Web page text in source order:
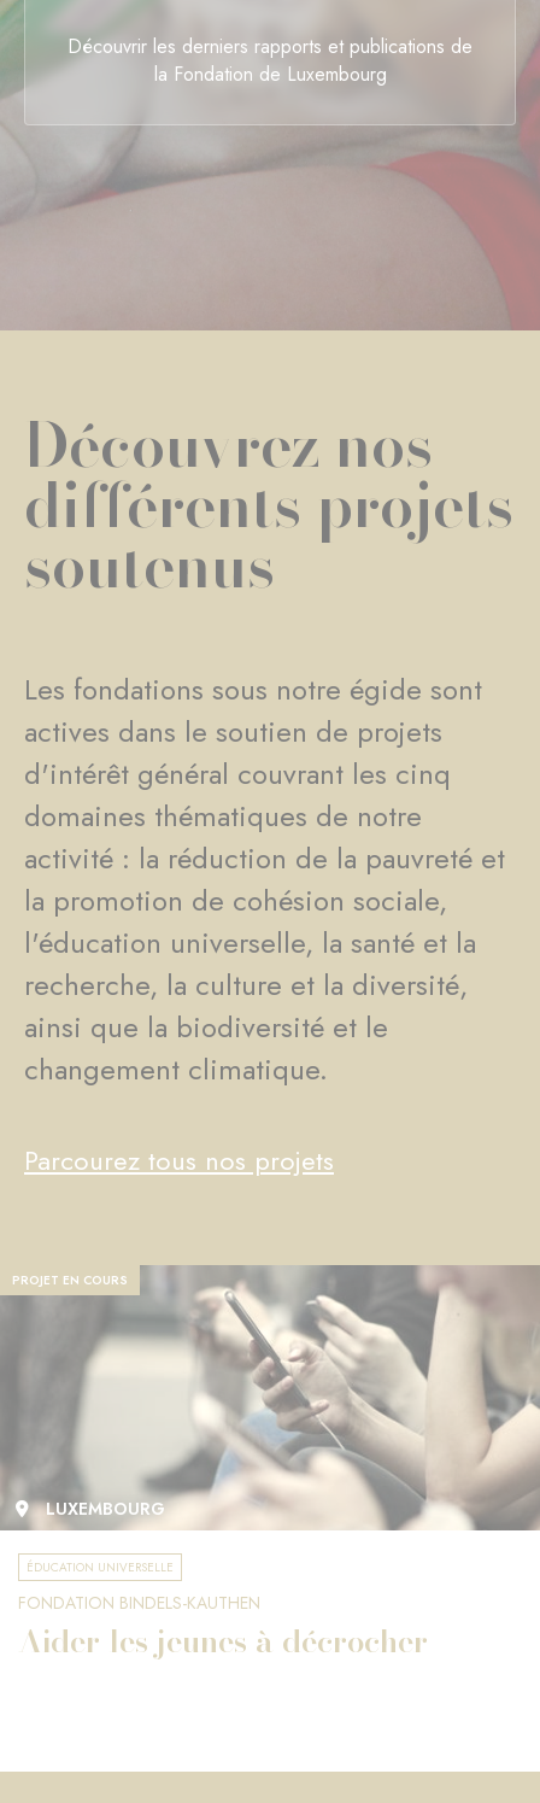
Découvrir les derniers rapports et publications de
la Fondation de Luxembourg
Découvrez nos
différents projets
soutenus
Les fondations sous notre égide sont
actives dans le soutien de projets
d'intérêt général couvrant les cinq
domaines thématiques de notre
activité : la réduction de la pauvreté et
la promotion de cohésion sociale,
l'éducation universelle, la santé et la
recherche, la culture et la diversité,
ainsi que la biodiversité et le
changement climatique.
Parcourez tous nos projets
PROJET EN COURS
LUXEMBOURG
ÉDUCATION UNIVERSELLE
FONDATION BINDELS-KAUTHEN
Aider les jeunes à décrocher